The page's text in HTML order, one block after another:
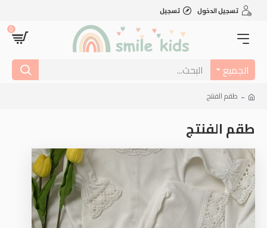
تسجيل الدخول
تسجيل
0
الجميع
طقم الفنتج
طقم الفنتج